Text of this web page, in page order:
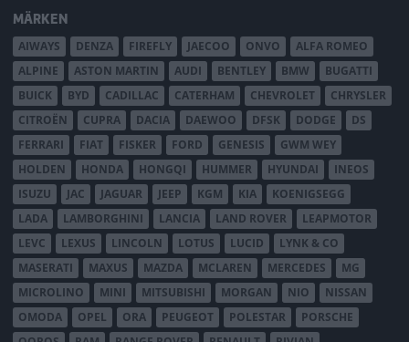
MÄRKEN
AIWAYS DENZA FIREFLY JAECOO ONVO
ALFA ROMEO
ALPINE
ASTON MARTIN AUDI BENTLEY BMW
BUGATTI
BUICK
BYD CADILLAC CATERHAM CHEVROLET
CHRYSLER
CITROËN
CUPRA DACIA DAEWOO DFSK DODGE
DS
FERRARI
FIAT FISKER FORD GENESIS
GWM WEY
HOLDEN
HONDA HONGQI HUMMER HYUNDAI
INEOS
ISUZU
JAC JAGUAR JEEP KGM KIA
KOENIGSEGG
LADA
LAMBORGHINI LANCIA LAND ROVER
LEAPMOTOR
LEVC
LEXUS LINCOLN LOTUS LUCID
LYNK & CO
MASERATI
MAXUS MAZDA MCLAREN MERCEDES
MG
MICROLINO
MINI MITSUBISHI MORGAN NIO
NISSAN
OMODA
OPEL ORA PEUGEOT POLESTAR
PORSCHE